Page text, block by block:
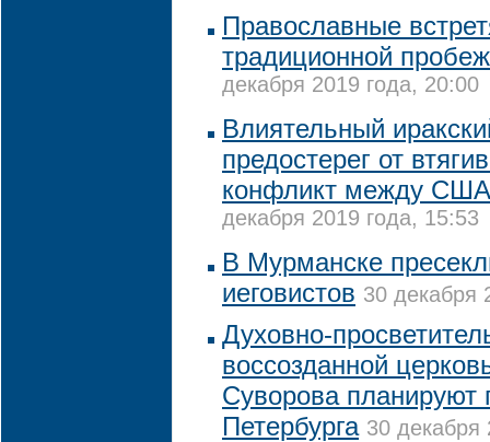
Православные
традиционной
декабря 2019 года, 20:00
Влиятельный
предостерег от
конфликт между
декабря 2019 года, 15:53
В Мурманске
иеговистов 30 декабря
Духовно-
воссозданной
Суворова планируют
Петербурга 30 декабря